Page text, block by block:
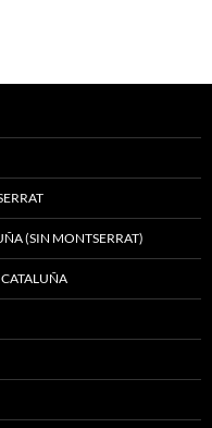
(SIN MONTSERRAT)